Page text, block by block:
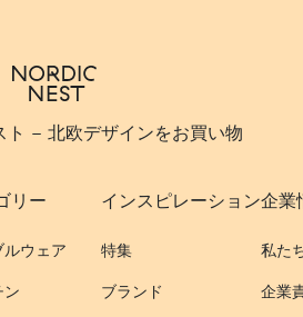
ト - 北欧デザインをお買い物
リー
ルウェア
ン
インスピレーション
特集
ブランド
企業
私た
企業